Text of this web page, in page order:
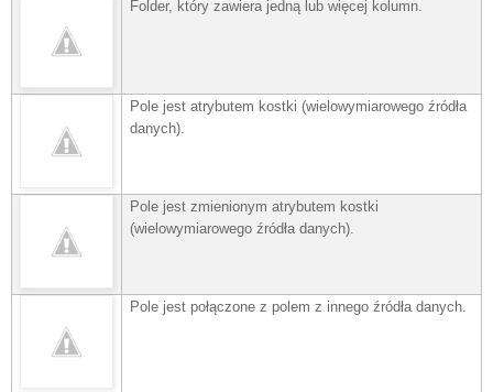
Folder, który zawiera jedną lub więcej kolumn.
Pole jest atrybutem kostki (wielowymiarowego źródła
danych).
Pole jest zmienionym atrybutem kostki
(wielowymiarowego źródła danych).
Pole jest połączone z polem z innego źródła danych.